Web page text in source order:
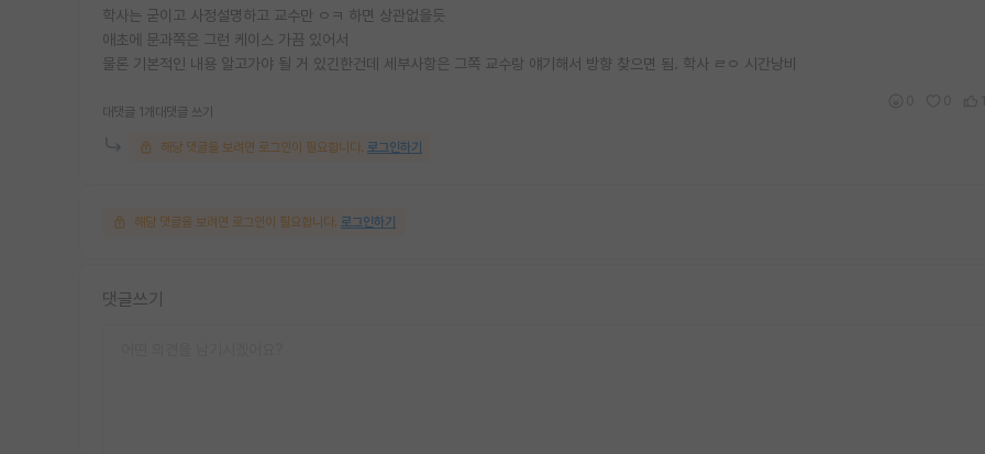
학사는 굳이고 사정설명하고 교수만 ㅇㅋ 하면 상관없을듯
애초에 문과쪽은 그런 케이스 가끔 있어서
물론 기본적인 내용 알고가야 될 거 있긴한건데 세부사항은 그쪽 교수랑 얘기해서 방향 찾으면 됨. 학사 ㄹㅇ 시간낭비
대댓글 1개 대댓글 쓰기
해당 댓글을 보려면 로그인이 필요합니다. 로그인하기
해당 댓글을 보려면 로그인이 필요합니다. 로그인하기
댓글쓰기